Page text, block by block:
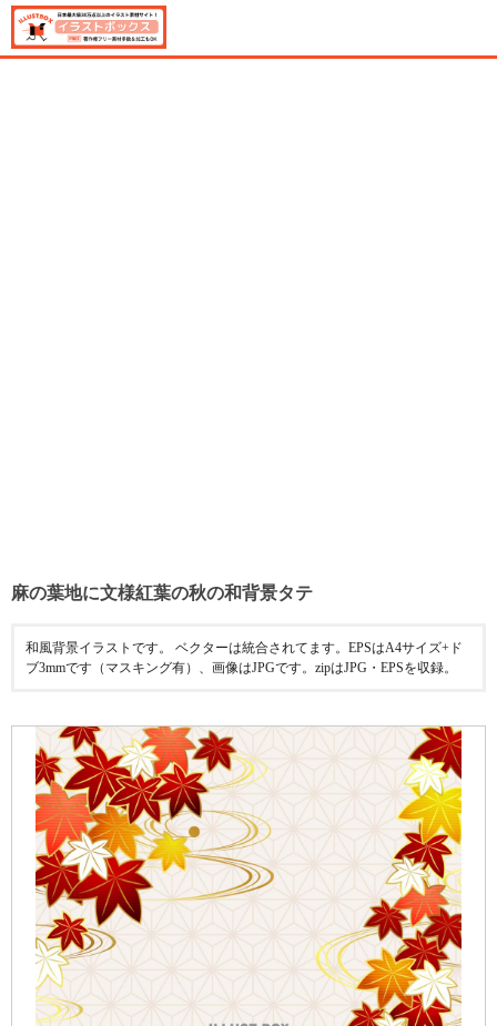
麻の葉地に文様紅葉の秋の和背景タテ
和風背景イラストです。 ベクターは統合されてます。EPSはA4サイズ+ド
ブ3mmです（マスキング有）、画像はJPGです。zipはJPG・EPSを収録。